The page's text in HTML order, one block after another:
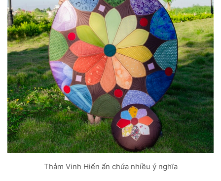
Thảm Vinh Hiển ẩn chứa nhiều ý nghĩa